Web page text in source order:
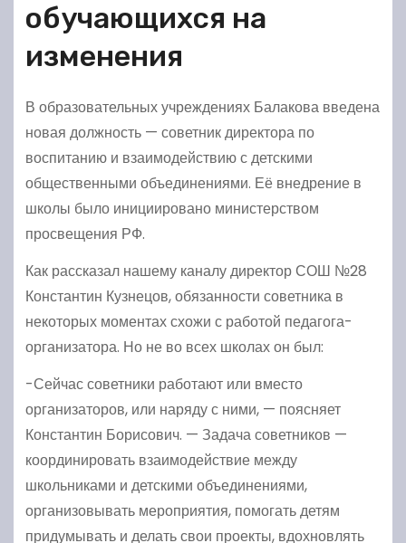
обучающихся на
изменения
В образовательных учреждениях Балакова введена
новая должность — советник директора по
воспитанию и взаимодействию с детскими
общественными объединениями. Её внедрение в
школы было инициировано министерством
просвещения РФ.
Как рассказал нашему каналу директор СОШ №28
Константин Кузнецов, обязанности советника в
некоторых моментах схожи с работой педагога-
организатора. Но не во всех школах он был:
-Сейчас советники работают или вместо
организаторов, или наряду с ними, — поясняет
Константин Борисович. — Задача советников —
координировать взаимодействие между
школьниками и детскими объединениями,
организовывать мероприятия, помогать детям
придумывать и делать свои проекты, вдохновлять